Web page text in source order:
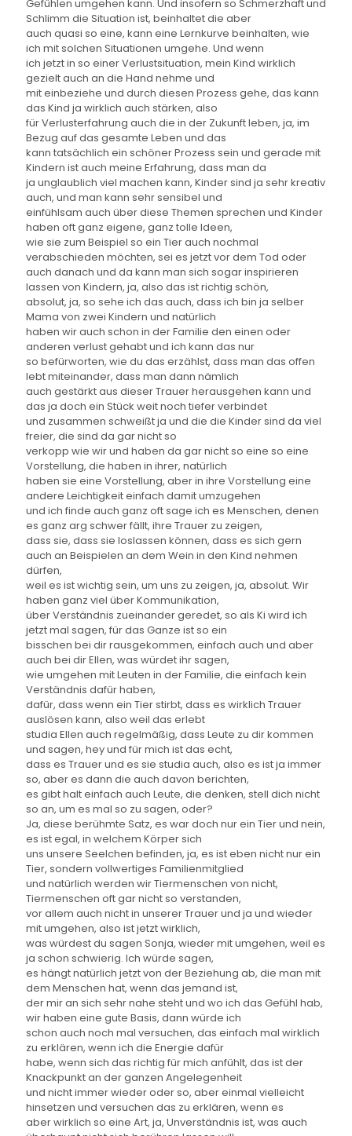
Gefühlen umgehen kann. Und insofern so Schmerzhaft und
Schlimm die Situation ist, beinhaltet die aber
auch quasi so eine, kann eine Lernkurve beinhalten, wie
ich mit solchen Situationen umgehe. Und wenn
ich jetzt in so einer Verlustsituation, mein Kind wirklich
gezielt auch an die Hand nehme und
mit einbeziehe und durch diesen Prozess gehe, das kann
das Kind ja wirklich auch stärken, also
für Verlusterfahrung auch die in der Zukunft leben, ja, im
Bezug auf das gesamte Leben und das
kann tatsächlich ein schöner Prozess sein und gerade mit
Kindern ist auch meine Erfahrung, dass man da
ja unglaublich viel machen kann, Kinder sind ja sehr kreativ
auch, und man kann sehr sensibel und
einfühlsam auch über diese Themen sprechen und Kinder
haben oft ganz eigene, ganz tolle Ideen,
wie sie zum Beispiel so ein Tier auch nochmal
verabschieden möchten, sei es jetzt vor dem Tod oder
auch danach und da kann man sich sogar inspirieren
lassen von Kindern, ja, also das ist richtig schön,
absolut, ja, so sehe ich das auch, dass ich bin ja selber
Mama von zwei Kindern und natürlich
haben wir auch schon in der Familie den einen oder
anderen verlust gehabt und ich kann das nur
so befürworten, wie du das erzählst, dass man das offen
lebt miteinander, dass man dann nämlich
auch gestärkt aus dieser Trauer herausgehen kann und
das ja doch ein Stück weit noch tiefer verbindet
und zusammen schweißt ja und die die Kinder sind da viel
freier, die sind da gar nicht so
verkopp wie wir und haben da gar nicht so eine so eine
Vorstellung, die haben in ihrer, natürlich
haben sie eine Vorstellung, aber in ihre Vorstellung eine
andere Leichtigkeit einfach damit umzugehen
und ich finde auch ganz oft sage ich es Menschen, denen
es ganz arg schwer fällt, ihre Trauer zu zeigen,
dass sie, dass sie loslassen können, dass es sich gern
auch an Beispielen an dem Wein in den Kind nehmen
dürfen,
weil es ist wichtig sein, um uns zu zeigen, ja, absolut. Wir
haben ganz viel über Kommunikation,
über Verständnis zueinander geredet, so als Ki wird ich
jetzt mal sagen, für das Ganze ist so ein
bisschen bei dir rausgekommen, einfach auch und aber
auch bei dir Ellen, was würdet ihr sagen,
wie umgehen mit Leuten in der Familie, die einfach kein
Verständnis dafür haben,
dafür, dass wenn ein Tier stirbt, dass es wirklich Trauer
auslösen kann, also weil das erlebt
studia Ellen auch regelmäßig, dass Leute zu dir kommen
und sagen, hey und für mich ist das echt,
dass es Trauer und es sie studia auch, also es ist ja immer
so, aber es dann die auch davon berichten,
es gibt halt einfach auch Leute, die denken, stell dich nicht
so an, um es mal so zu sagen, oder?
Ja, diese berühmte Satz, es war doch nur ein Tier und nein,
es ist egal, in welchem Körper sich
uns unsere Seelchen befinden, ja, es ist eben nicht nur ein
Tier, sondern vollwertiges Familienmitglied
und natürlich werden wir Tiermenschen von nicht,
Tiermenschen oft gar nicht so verstanden,
vor allem auch nicht in unserer Trauer und ja und wieder
mit umgehen, also ist jetzt wirklich,
was würdest du sagen Sonja, wieder mit umgehen, weil es
ja schon schwierig. Ich würde sagen,
es hängt natürlich jetzt von der Beziehung ab, die man mit
dem Menschen hat, wenn das jemand ist,
der mir an sich sehr nahe steht und wo ich das Gefühl hab,
wir haben eine gute Basis, dann würde ich
schon auch noch mal versuchen, das einfach mal wirklich
zu erklären, wenn ich die Energie dafür
habe, wenn sich das richtig für mich anfühlt, das ist der
Knackpunkt an der ganzen Angelegenheit
und nicht immer wieder oder so, aber einmal vielleicht
hinsetzen und versuchen das zu erklären, wenn es
aber wirklich so eine Art, ja, Unverständnis ist, was auch